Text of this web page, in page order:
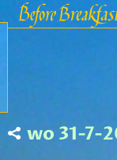
wo 31-7-